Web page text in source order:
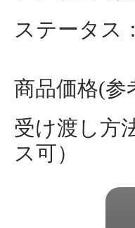
ステータス
商品価格(参
受け渡し方
ス可）